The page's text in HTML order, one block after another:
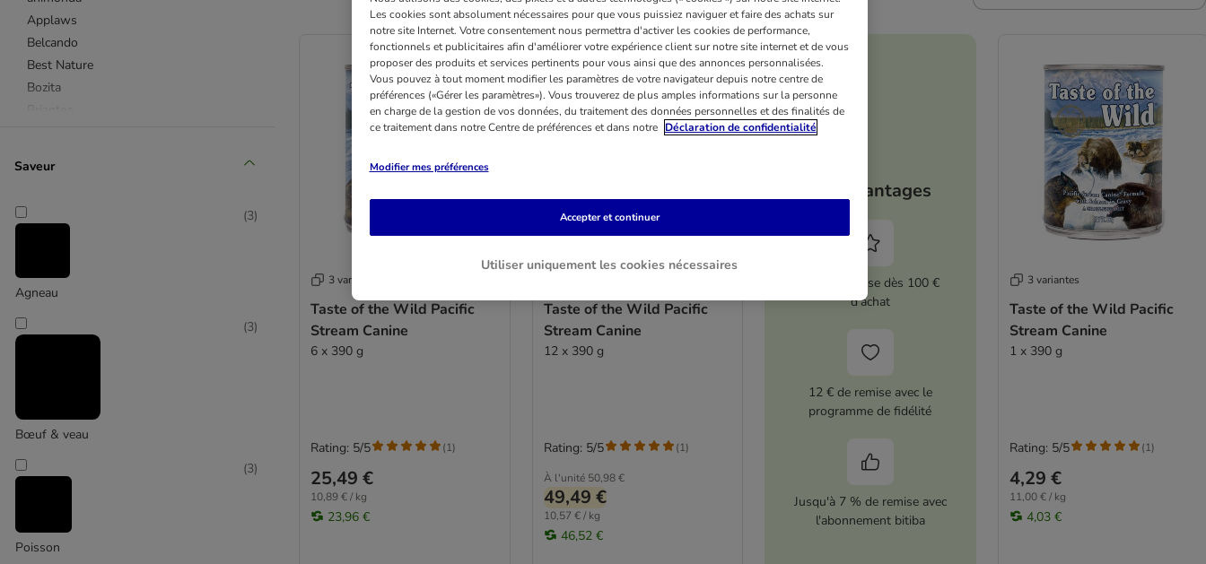
Applaws
Belcando
Best Nature
Bozita
Calibra
Concept for Life Veterinary Diet
Disugual
Forza10
Greenwoods
Saveur
Agneau
(3)
Bœuf & veau
(3)
Poisson
(3)
3 variantes
Taste of the Wild Pacific
Stream Canine
6 x 390 g
25,49 €
10,89 € / kg
23,96 €
Rating: 5/5 (1)
Taste of the Wild Pacific
Stream Canine
12 x 390 g
À l'unité 50,98 €
49,49 €
10,57 € / kg
46,52 €
Rating: 5/5 (1)
Vos avantages
5 % de remise dès 100 €
d'achat
12 € de remise avec le
programme de fidélité
Jusqu'à 7 % de remise avec
l'abonnement bitiba
3 variantes
Taste of the Wild Pacific
Stream Canine
1 x 390 g
4,29 €
11,00 € / kg
4,03 €
Rating: 5/5 (1)
Les cookies sont absolument nécessaires pour que vous puissiez naviguer et faire des achats sur
notre site Internet. Votre consentement nous permettra d'activer les cookies de performance,
fonctionnels et publicitaires afin d'améliorer votre expérience client sur notre site internet et de vous
proposer des produits et services pertinents pour vous ainsi que des annonces personnalisées.
Vous pouvez à tout moment modifier les paramètres de votre navigateur depuis notre centre de
préférences («Gérer les paramètres»). Vous trouverez de plus amples informations sur la personne
en charge de la gestion de vos données, du traitement des données personnelles et des finalités de
ce traitement dans notre Centre de préférences et dans notre Déclaration de confidentialité
Modifier mes préférences
Utiliser uniquement les cookies nécessaires
Accepter et continuer